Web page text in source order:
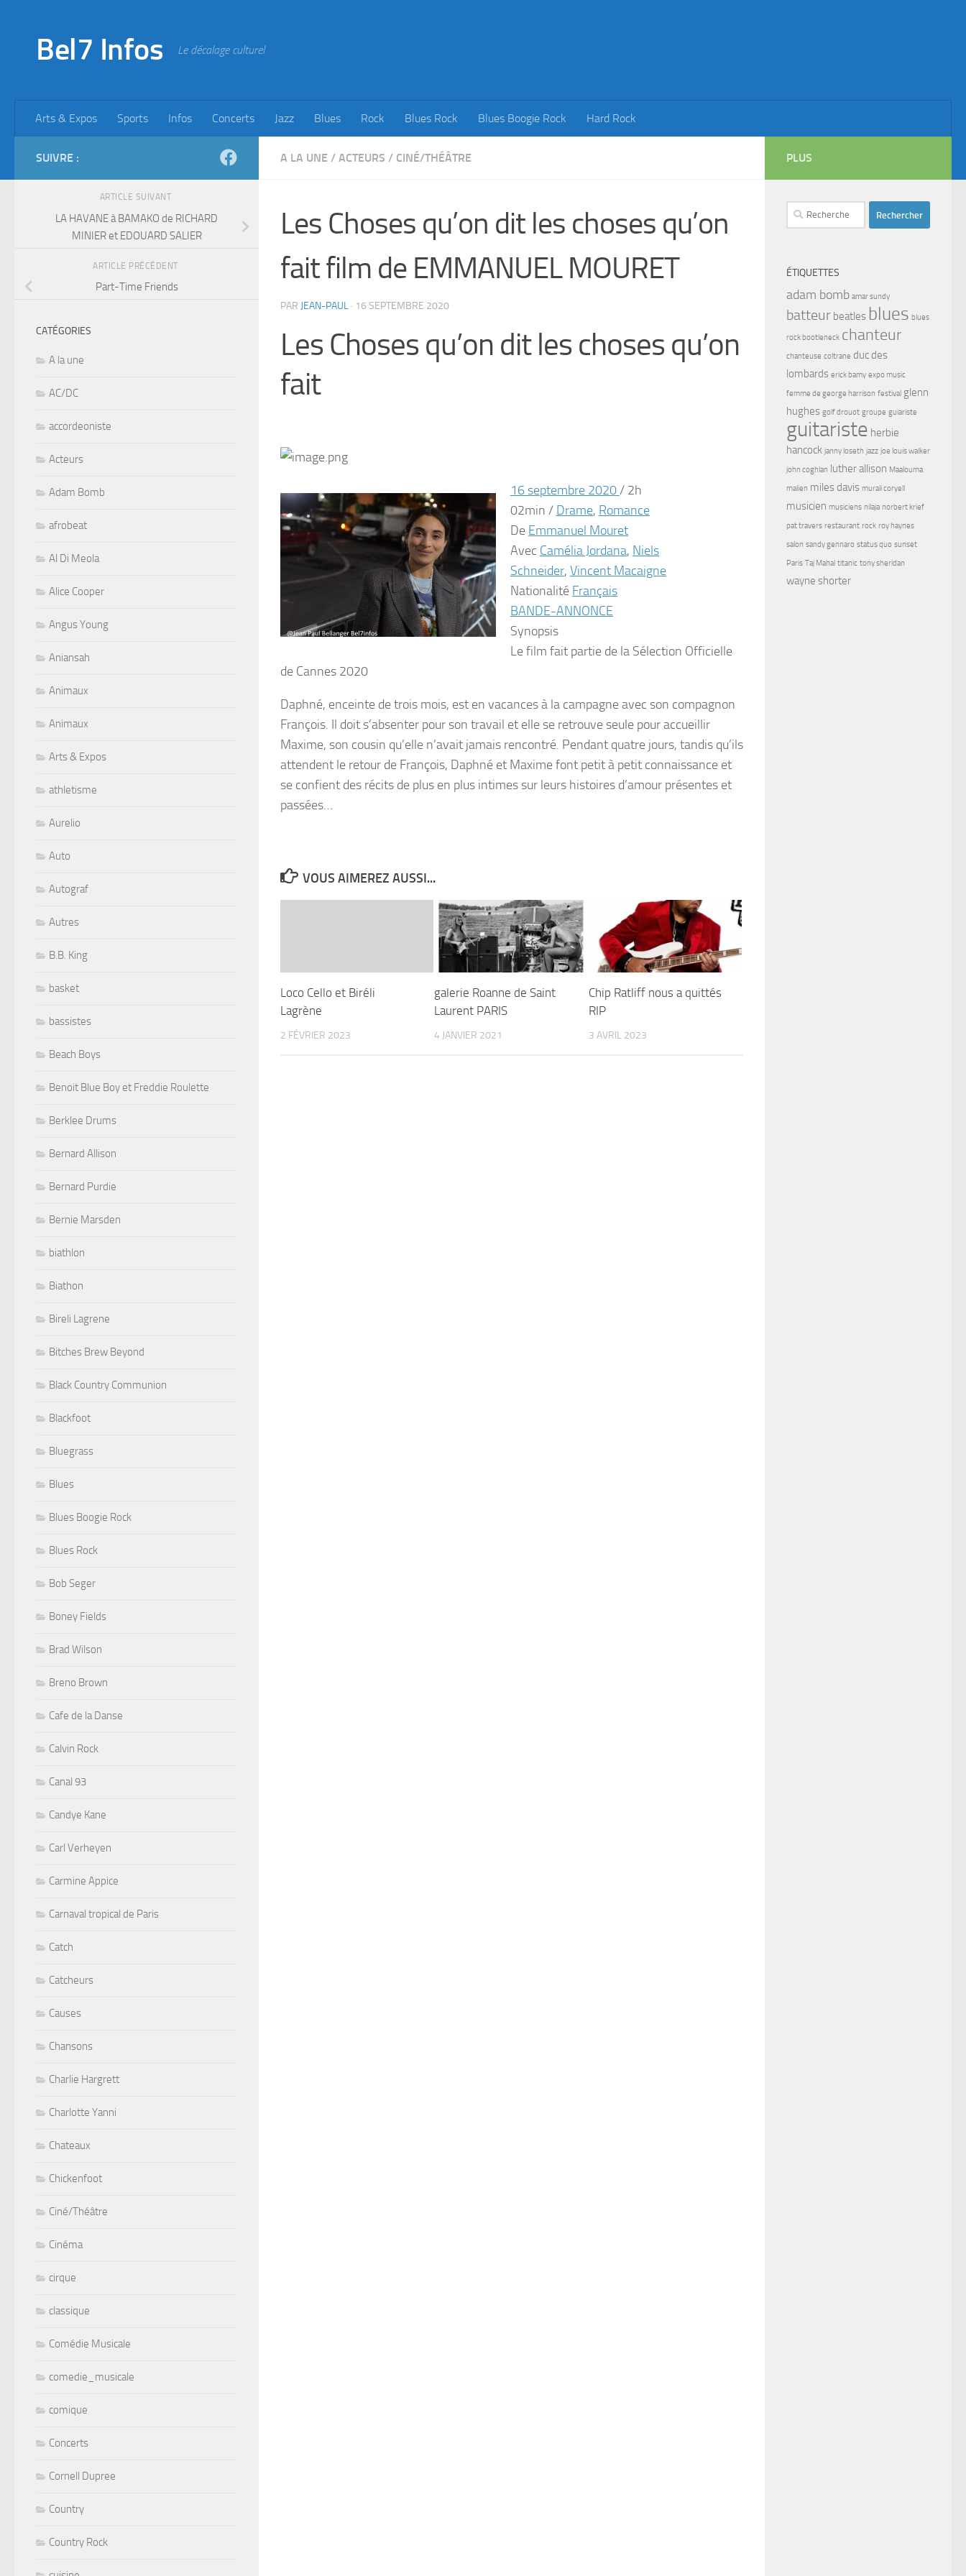
Bel7 Infos Le décalage culturel
Arts & Expos Sports Infos Concerts Jazz Blues Rock Blues Rock Blues Boogie Rock Hard Rock
A LA UNE / ACTEURS / CINÉ/THÉÂTRE
Les Choses qu’on dit les choses qu’on
fait film de EMMANUEL MOURET
PAR JEAN-PAUL · 16 SEPTEMBRE 2020
Les Choses qu’on dit les choses qu’on
fait
16 septembre 2020/ 2h
02min / Drame, Romance
De Emmanuel Mouret
Avec Camélia Jordana, Niels
Schneider, Vincent Macaigne
Nationalité Français
BANDE-ANNONCE
Synopsis
Le film fait partie de la Sélection Officielle
de Cannes 2020
Daphné, enceinte de trois mois, est en vacances à la campagne avec son compagnon
François. Il doit s’absenter pour son travail et elle se retrouve seule pour accueillir
Maxime, son cousin qu’elle n’avait jamais rencontré. Pendant quatre jours, tandis qu’ils
attendent le retour de François, Daphné et Maxime font petit à petit connaissance et
se confient des récits de plus en plus intimes sur leurs histoires d’amour présentes et
passées…
VOUS AIMEREZ AUSSI...
Loco Cello et Biréli
Lagrène
2 FÉVRIER 2023
galerie Roanne de Saint
Laurent PARIS
4 JANVIER 2021
Chip Ratliff nous a quittés
RIP
3 AVRIL 2023
SUIVRE :
ARTICLE SUIVANT
LA HAVANE à BAMAKO de RICHARD
MINIER et EDOUARD SALIER
ARTICLE PRÉCÉDENT
Part-Time Friends
CATÉGORIES
A la une
AC/DC
accordeoniste
Acteurs
Adam Bomb
afrobeat
Al Di Meola
Alice Cooper
Angus Young
Aniansah
Animaux
Animaux
Arts & Expos
athletisme
Aurelio
Auto
Autograf
Autres
B.B. King
basket
bassistes
Beach Boys
Benoit Blue Boy et Freddie Roulette
Berklee Drums
Bernard Allison
Bernard Purdie
Bernie Marsden
biathlon
Biathon
Bireli Lagrene
Bitches Brew Beyond
Black Country Communion
Blackfoot
Bluegrass
Blues
Blues Boogie Rock
Blues Rock
Bob Seger
Boney Fields
Brad Wilson
Breno Brown
Cafe de la Danse
Calvin Rock
Canal 93
Candye Kane
Carl Verheyen
Carmine Appice
Carnaval tropical de Paris
Catch
Catcheurs
Causes
Chansons
Charlie Hargrett
Charlotte Yanni
Chateaux
Chickenfoot
Ciné/Théâtre
Cinéma
cirque
classique
Comédie Musicale
comedie_musicale
comique
Concerts
Cornell Dupree
Country
Country Rock
PLUS
Rechercher :
ÉTIQUETTES
adam bomb amar sundy
batteur beatles blues blues
rock bootleneck chanteur
chanteuse coltrane duc des
lombards erick bamy expo music
femme de george harrison festival glenn
hughes golf drouot groupe guiariste
guitariste herbie
hancock janny loseth jazz joe louis walker
john coghlan luther allison Maalouma
malien miles davis murali coryell
musicien musiciens nilaja norbert krief
pat travers restaurant rock roy haynes
salon sandy gennaro status quo sunset
Paris Taj Mahal titanic tony sheridan
wayne shorter